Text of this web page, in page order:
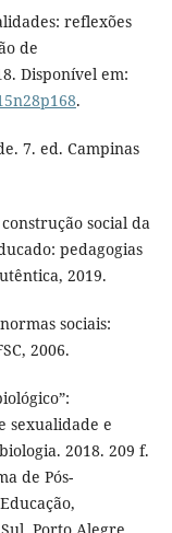
reflexões
de
Disponível em:
.
7. ed. Campinas
social da
pedagogias
2019.
sociais:
2006.
sexualidade e
2018. 209 f.
de Pós-